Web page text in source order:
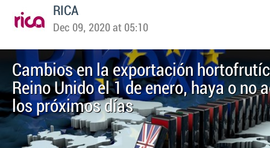
RICA
Dec 09, 2020 at 05:10
Cambios en la exportación
Reino Unido el 1 de enero, haya o no
los próximos días